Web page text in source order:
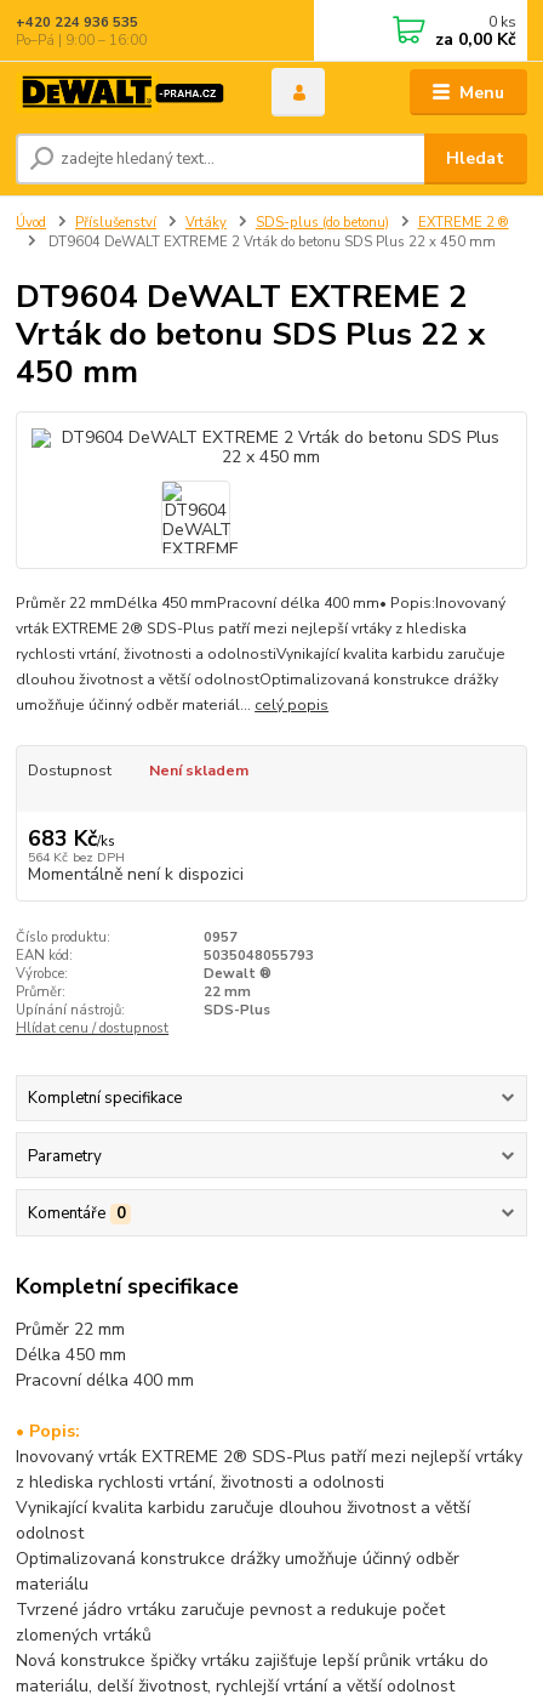
Menu
Hledat
+420 224 936 535
Po–Pá | 9:00 – 16:00
0 ks
za 0,00 Kč
Úvod Příslušenství Vrtáky SDS-plus (do betonu)
EXTREME 2 ®
DT9604 DeWALT EXTREME 2 Vrták do betonu SDS Plus 22 x 450 mm
DT9604 DeWALT EXTREME 2
Vrták do betonu SDS Plus 22 x
450 mm
Průměr 22 mmDélka 450 mmPracovní délka 400 mm• Popis:Inovovaný
vrták EXTREME 2® SDS-Plus patří mezi nejlepší vrtáky z hlediska
rychlosti vrtání, životnosti a odolnostiVynikající kvalita karbidu zaručuje
dlouhou životnost a větší odolnostOptimalizovaná konstrukce drážky
umožňuje účinný odběr materiál... celý popis
Dostupnost Není skladem
683 Kč/ks
564 Kč bez DPH
Momentálně není k dispozici
Číslo produktu:
0957
EAN kód:
5035048055793
Výrobce:
Dewalt ®
Průměr:
22 mm
Upínání nástrojů:
SDS-Plus
Hlídat cenu / dostupnost
Kompletní specifikace
Parametry
Komentáře 0
Kompletní specifikace
Průměr 22 mm
Délka 450 mm
Pracovní délka 400 mm
• Popis:
Inovovaný vrták EXTREME 2® SDS-Plus patří mezi nejlepší vrtáky
z hlediska rychlosti vrtání, životnosti a odolnosti
Vynikající kvalita karbidu zaručuje dlouhou životnost a větší
odolnost
Optimalizovaná konstrukce drážky umožňuje účinný odběr
materiálu
Tvrzené jádro vrtáku zaručuje pevnost a redukuje počet
zlomených vrtáků
Nová konstrukce špičky vrtáku zajišťuje lepší průnik vrtáku do
materiálu, delší životnost, rychlejší vrtání a větší odolnost